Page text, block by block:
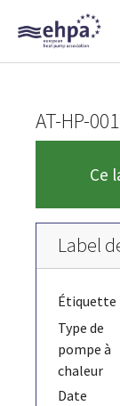
Skip to main
Skip to main content
Skip to page footer
AT-HP-
Ce
Label
Étiquette
Type de
pompe à
chaleur
Date